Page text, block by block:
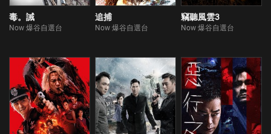
毒。誡
Now 爆谷自選台
追捕
Now 爆谷自選台
竊聽風雲3
Now 爆谷自選台